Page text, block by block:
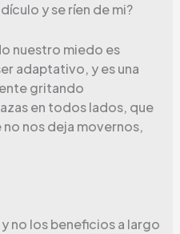
y se ríen de mi?
nuestro miedo es
adaptativo, y es una
gritando
en todos lados, que
nos deja movernos,
no los beneficios a largo